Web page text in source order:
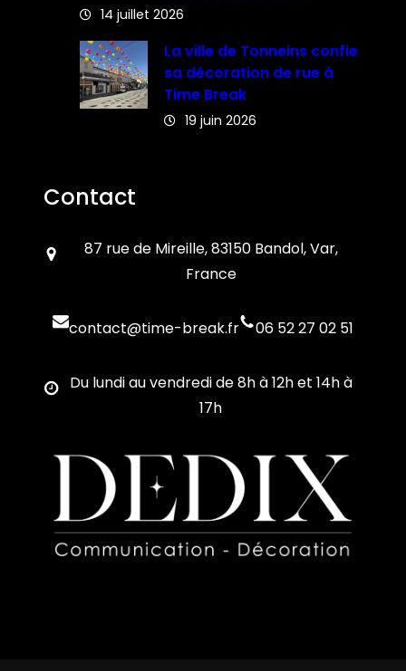
14 juillet 2026
La ville de Tonneins confie
sa décoration de rue à
Time Break
19 juin 2026
Contact
87 rue de Mireille, 83150 Bandol, Var,
France
contact@time-break.fr 06 52 27 02 51
Du lundi au vendredi de 8h à 12h et 14h à
17h